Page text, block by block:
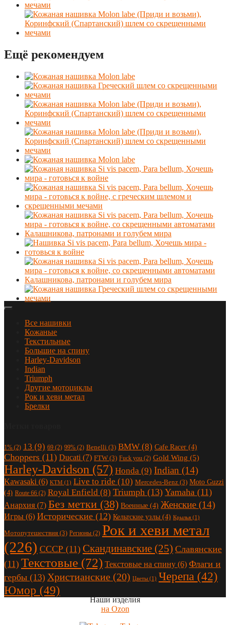
Ещё рекомендуем
Все нашивки
Кожаные
Текстильные
Большие на спину
Harley-Davidson
Indian
Triumph
Другие мотоциклы
Рок и хеви метал
Брелки
1% (2) 13 (9) 69 (2) 99% (2) Benelli (3) BMW (8) Cafe Racer (4)
Choppers (11) Ducati (7) FTW (3) Fuck you (2) Gold Wing (5)
Harley-Davidson (57) Honda (9) Indian (14)
Kawasaki (6) KTM (1) Live to ride (10) Mercedes-Benz (3) Moto Guzzi
(4) Route 66 (2) Royal Enfield (8) Triumph (13) Yamaha (11)
Анархия (7) Без метки (38) Военные (4) Женские (14)
Игры (6) Исторические (12) Кельтские узлы (4) Крылья (1)
Мотопутешествия (3) Регионы (2) Рок и хеви метал
(226) СССР (11) Скандинавские (25) Славянские
(11) Текстовые (72) Текстовые на спину (6) Флаги и
гербы (13) Христианские (20) Цветы (1) Черепа (42)
Юмор (49)
Наши изделия
на Ozon